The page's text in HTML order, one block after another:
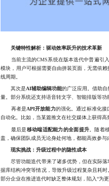
关键特性解析：驱动效率跃升的技术革新
当前主流的CMS系统在版本迭代中普遍引入
模块，用户可根据需要自由拼装页面，无需依
线周期。
其次是AI辅助编辑功能的广泛应用。借助
量。部分系统还支持语音转文字、智能排版等
再者是API开放能力的强化。通过标准化接
自动化。比如，当某篇推文在社交媒体上获得
最后是移动端适配能力的全面提升 。随着
盖，确保团队成员无论身处何地，都能高效参与
现实挑战：升级过程中的隐性成本
尽管功能迭代带来了诸多优势，但在实际落
据库结构冲突等情况，导致升级过程复杂且耗
部分企业在推进迭代时缺乏整体规划，陷入“为